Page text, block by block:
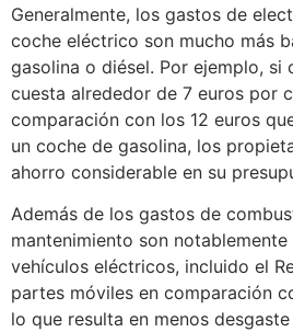
Generalmente, los gastos de
coche eléctrico son mucho más
gasolina o diésel. Por ejemplo, si
cuesta alrededor de 7 euros por
comparación con los 12 euros
un coche de gasolina, los
ahorro considerable en su
Además de los gastos de
mantenimiento son
vehículos eléctricos, incluido el
partes móviles en comparación
lo que resulta en menos